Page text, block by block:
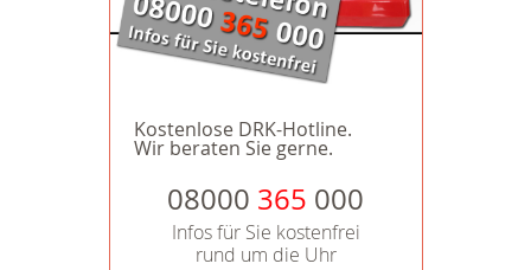
Kostenlose DRK-Hotline.
Wir beraten Sie gerne.
08000 365 000
Infos für Sie kostenfrei
rund um die Uhr